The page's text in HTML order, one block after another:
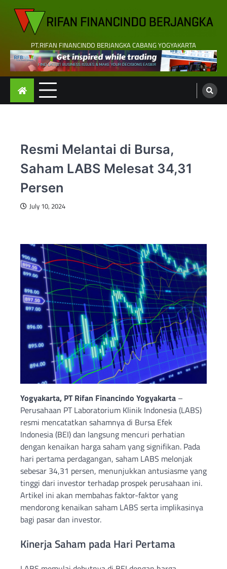
content
PT.RIFAN FINANCINDO BERJANGKA CABANG YOGYAKARTA
Resmi Melantai di Bursa,
Saham LABS Melesat 34,31
Persen
July 10, 2024
Yogyakarta, PT Rifan Financindo Yogyakarta –
Perusahaan PT Laboratorium Klinik Indonesia (LABS)
resmi mencatatkan sahamnya di Bursa Efek
Indonesia (BEI) dan langsung mencuri perhatian
dengan kenaikan harga saham yang signifikan. Pada
hari pertama perdagangan, saham LABS melonjak
sebesar 34,31 persen, menunjukkan antusiasme yang
tinggi dari investor terhadap prospek perusahaan ini.
Artikel ini akan membahas faktor-faktor yang
mendorong kenaikan saham LABS serta implikasinya
bagi pasar dan investor.
Kinerja Saham pada Hari Pertama